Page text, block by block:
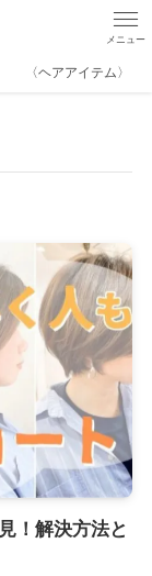
メニュー
〈ヘアアイテム〉
！解決方法と